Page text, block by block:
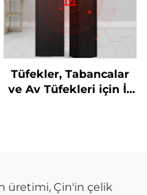
Tüfekler, Tabancalar
ve Av Tüfekleri için İç
üretimi, Çin'in çelik